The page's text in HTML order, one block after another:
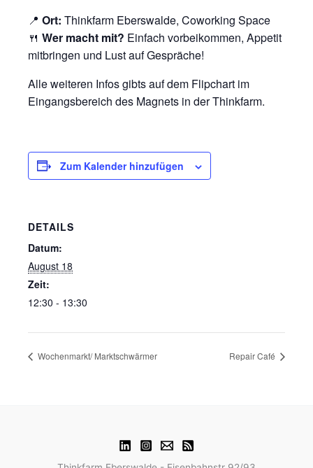
📍 Ort: Thinkfarm Eberswalde, Coworking Space
🍴 Wer macht mit? Einfach vorbeikommen, Appetit
mitbringen und Lust auf Gespräche!
Alle weiteren Infos gibts auf dem Flipchart im
Eingangsbereich des Magnets in der Thinkfarm.
Zum Kalender hinzufügen
DETAILS
Datum:
August 18
Zeit:
12:30 - 13:30
Wochenmarkt/ Marktschwärmer Repair Café